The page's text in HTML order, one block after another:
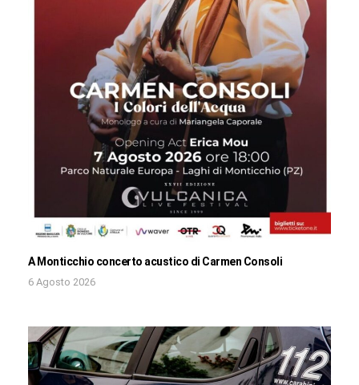
A Monticchio concerto acustico di Carmen Consoli
6 Agosto 2026